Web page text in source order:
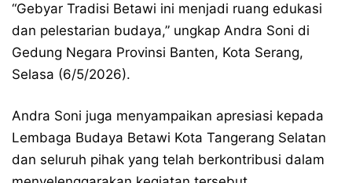
“Gebyar Tradisi Betawi ini menjadi ruang edukasi
dan pelestarian budaya,” ungkap Andra Soni di
Gedung Negara Provinsi Banten, Kota Serang,
Selasa (6/5/2026).
Andra Soni juga menyampaikan apresiasi kepada
Lembaga Budaya Betawi Kota Tangerang Selatan
dan seluruh pihak yang telah berkontribusi dalam